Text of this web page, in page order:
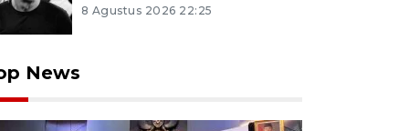
8 Agustus 2026 22:25
News